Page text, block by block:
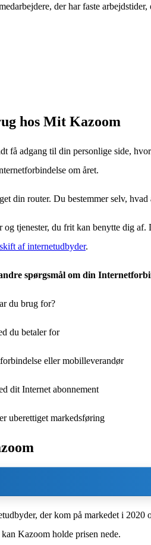
der har faste
hos Mit Kazoom
få adgang til din personlige side,
om året.
din router. Du bestemmer selv,
tjenester, du frit kan benytte dig
skift af internetudbyder.
spørgsmål om din
du brug for?
du betaler for
eller mobilleverandør
dit Internet abonnement
uberettiget markedsføring
der kom på markedet i
Kazoom holde prisen nede.